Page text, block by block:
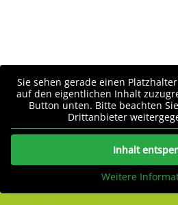
Sie sehen gerade einen
auf den eigentlichen Inhalt
Button unten. Bitte beachten
Drittanbieter
Inhalt
Weitere